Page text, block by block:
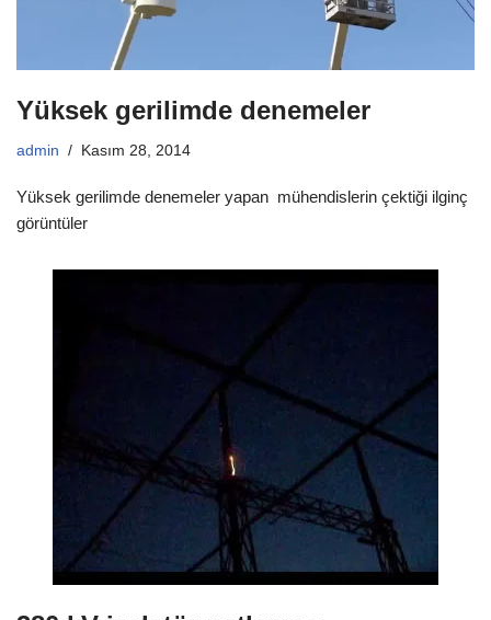
Yüksek gerilimde denemeler
admin Kasım 28, 2014
Yüksek gerilimde denemeler yapan mühendislerin çektiği ilginç
görüntüler